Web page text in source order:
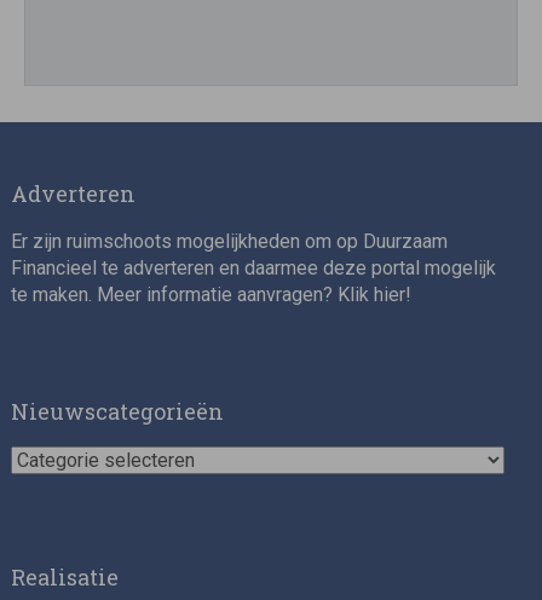
Director, Impact Investing
Adverteren
Er zijn ruimschoots mogelijkheden om op Duurzaam
Financieel te adverteren en daarmee deze portal mogelijk
te maken. Meer informatie aanvragen? Klik hier!
Nieuwscategorieën
Nieuwscategorieën
Realisatie